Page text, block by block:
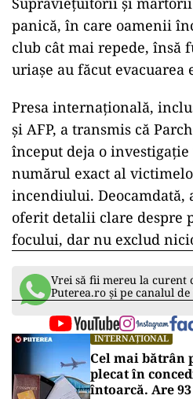
panică, în care oamenii
club cât mai repede, însă
uriașe au făcut
Presa internațională,
și AFP, a transmis că
început deja o
numărul exact al
incendiului. Deocamdată,
oferit detalii clare despre
focului, dar nu exclud
Vrei să fii mereu la curent
Puterea.ro și pe canalul
INTERNAȚIONAL
Cel mai bătrân
plecat în
întoarcă. Are